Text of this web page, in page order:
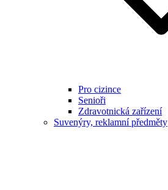
Pro cizince
Senioři
Zdravotnická zařízení
Suvenýry, reklamní předměty